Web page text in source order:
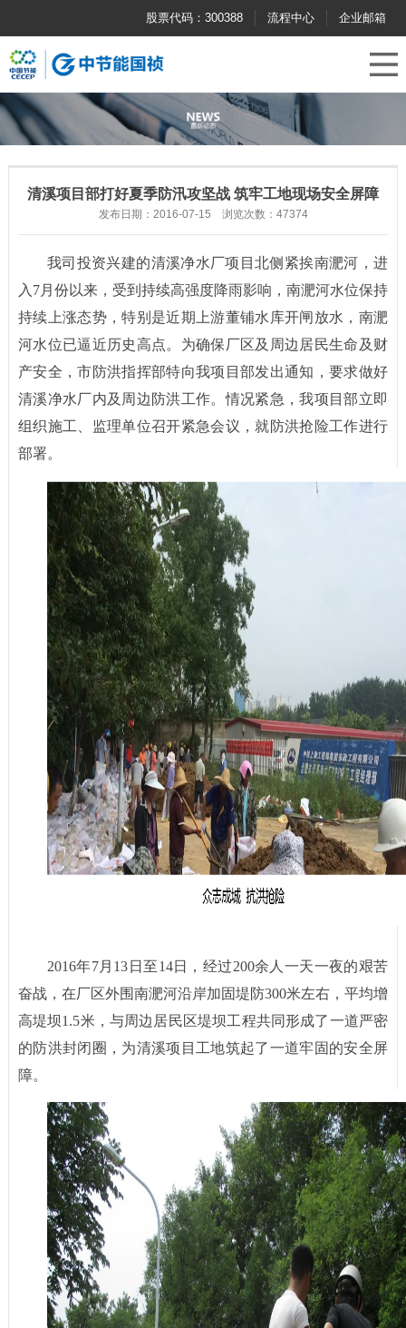
企业邮箱
流程中心
股票代码：300388
清溪项目部打好夏季防汛攻坚战 筑牢工地现场安全屏障
发布日期：2016-07-15 浏览次数：47374
我司投资兴建的清溪净水厂项目北侧紧挨南淝河，进
入7月份以来，受到持续高强度降雨影响，南淝河水位保持
持续上涨态势，特别是近期上游董铺水库开闸放水，南淝
河水位已逼近历史高点。为确保厂区及周边居民生命及财
产安全，市防洪指挥部特向我项目部发出通知，要求做好
清溪净水厂内及周边防洪工作。情况紧急，我项目部立即
组织施工、监理单位召开紧急会议，就防洪抢险工作进行
部署。
2016年7月13日至14日，经过200余人一天一夜的艰苦
奋战，在厂区外围南淝河沿岸加固堤防300米左右，平均增
高堤坝1.5米，与周边居民区堤坝工程共同形成了一道严密
的防洪封闭圈，为清溪项目工地筑起了一道牢固的安全屏
障。